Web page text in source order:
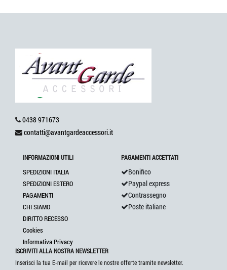
0438 971673
contatti@avantgardeaccessori.it
INFORMAZIONI UTILI
SPEDIZIONI ITALIA
SPEDIZIONI ESTERO
PAGAMENTI
CHI SIAMO
DIRITTO RECESSO
Cookies
Informativa Privacy
PAGAMENTI ACCETTATI
Bonifico
Paypal express
Contrassegno
Poste italiane
ISCRIVITI ALLA NOSTRA NEWSLETTER
Inserisci la tua E-mail per ricevere le nostre offerte tramite newsletter.